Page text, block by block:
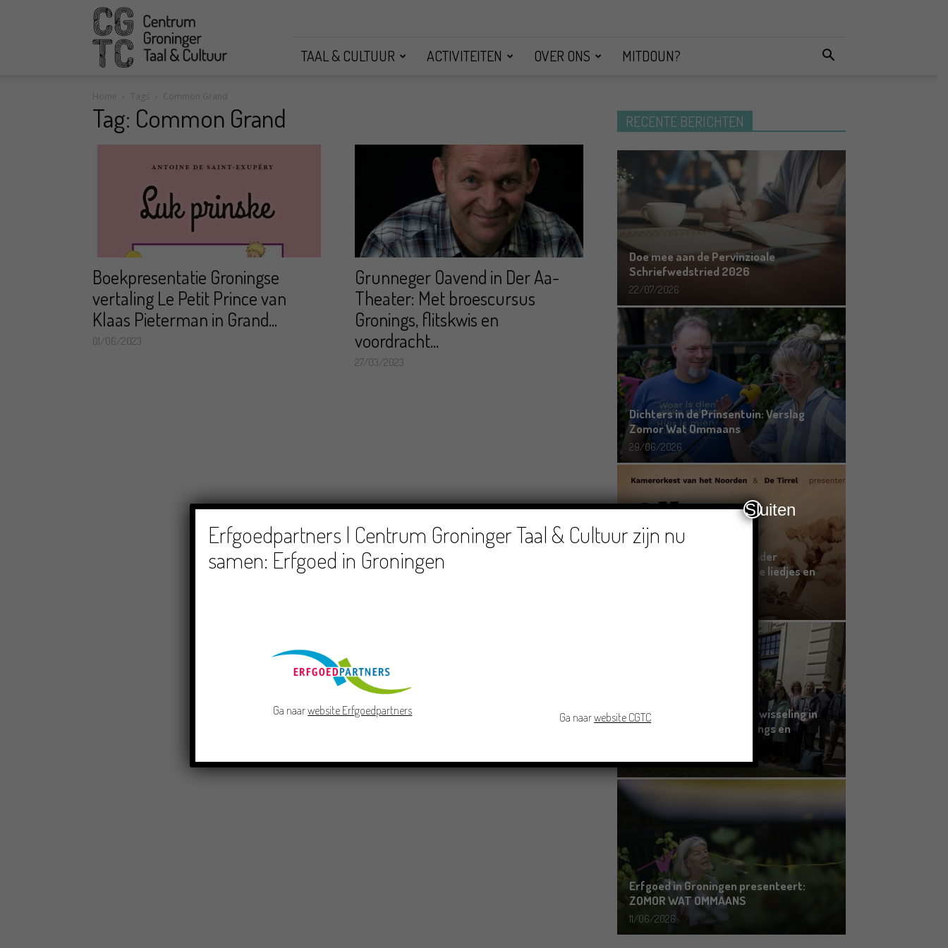
CGTC
TAAL & CULTUUR ACTIVITEITEN OVER ONS MITDOUN?
Home Tags Common Grand
Tag: Common Grand
Boekpresentatie Groningse
vertaling Le Petit Prince van
Klaas Pieterman in Grand...
01/06/2023
Grunneger Oavend in Der Aa-
Theater: Met broescursus
Gronings, flitskwis en
voordracht...
27/03/2023
RECENTE BERICHTEN
Doe mee aan de Pervinzioale
Schriefwedstried 2026
22/07/2026
Dichters in de Prinsentuin: Verslag
Zomor Wat Ommaans
29/06/2026
Crowdfunding voor bijzonder
kinderboek met Groningse liedjes en
Grensoverschrijdende uitwisseling in
Oldenburg rond het Gronings en
19/06/2026
Erfgoed in Groningen presenteert:
ZOMOR WAT OMMAANS
11/06/2026
Erfgoedpartners | Centrum Groninger Taal & Cultuur zijn nu
samen: Erfgoed in Groningen
Ga naarwebsite Erfgoedpartners
Ga naarwebsite CGTC
Sluiten